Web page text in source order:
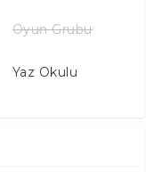
Oyun Grubu
Yaz Okulu